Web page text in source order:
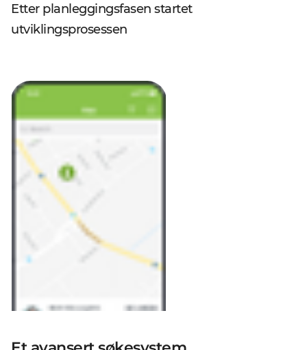
Etter planleggingsfasen startet
utviklingsprosessen